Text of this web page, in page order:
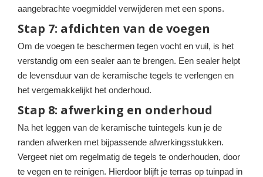
aangebrachte voegmiddel verwijderen met een spons.
Stap 7: afdichten van de voegen
Om de voegen te beschermen tegen vocht en vuil, is het
verstandig om een sealer aan te brengen. Een sealer helpt
de levensduur van de keramische tegels te verlengen en
het vergemakkelijkt het onderhoud.
Stap 8: afwerking en onderhoud
Na het leggen van de keramische tuintegels kun je de
randen afwerken met bijpassende afwerkingsstukken.
Vergeet niet om regelmatig de tegels te onderhouden, door
te vegen en te reinigen. Hierdoor blijft je terras op tuinpad in